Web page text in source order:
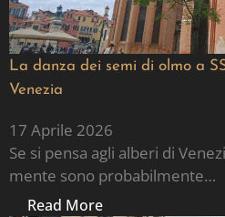
La danza dei semi di olmo a
Venezia
17 Aprile 2026
Se si pensa agli alberi di
mente sono probabilmente…
Read More